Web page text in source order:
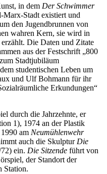
in dem Der Schwimmer
Stadt existiert und
den Jugendbrunnen von
wahren Kern, sie wird in
Die Daten und Zitate
aus der Festschrift „800
Stadtjubiläum
studentischen Leben um
und Ulf Bohmann für ihr
Erkundungen“
durch die Jahrzehnte, er
1), 1974 an der Plastik
am Neumühlenwehr
auch die Skulptur Die
ein. Die Sitzende führt von
der Standort der
Station.